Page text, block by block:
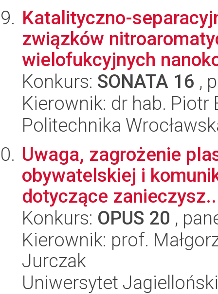
Katalityczno-
związków
wielofukcyjnych
Konkurs: SONATA 16 ,
Kierownik: dr hab. Piotr
Politechnika
Uwaga, zagrożenie
obywatelskiej i
dotyczące
Konkurs: OPUS 20 ,
Kierownik: prof.
Jurczak
Uniwersytet